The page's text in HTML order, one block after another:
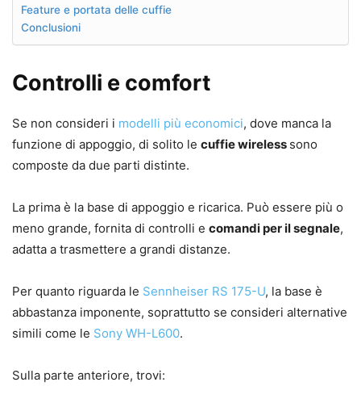
Feature e portata delle cuffie
Conclusioni
Controlli e comfort
Se non consideri i modelli più economici, dove manca la
funzione di appoggio, di solito le cuffie wireless sono
composte da due parti distinte.
La prima è la base di appoggio e ricarica. Può essere più o
meno grande, fornita di controlli e comandi per il segnale,
adatta a trasmettere a grandi distanze.
Per quanto riguarda le Sennheiser RS 175-U, la base è
abbastanza imponente, soprattutto se consideri alternative
simili come le Sony WH-L600.
Sulla parte anteriore, trovi: